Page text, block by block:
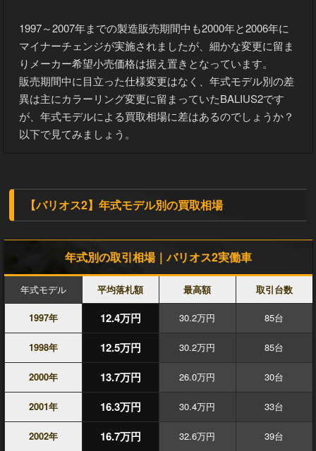
1997～2007年までの製造販売期間中も2000年と2006年に
マイナーチェンジが実施されましたが、細かな変更に留ま
りメーカー希望小売価格は据え置きとなっています。
販売期間中に目立った仕様変更はなく、年式モデル別の差
異は主にカラーリング変更に留まっていたBALIUS2です
が、年式モデルによる買取相場に差はあるのでしょうか？
以下で見てみましょう。
【バリオス2】年式モデル別の買取相場
年式別の取引相場｜バリオス2実働車
年式モデル 平均落札額 最高額 取引台数
1997年 12.4万円 30.2万円 85台
1998年 12.5万円 30.2万円 85台
2000年 13.7万円 26.0万円 30台
2001年 16.3万円 30.4万円 33台
2002年 16.7万円 32.6万円 39台